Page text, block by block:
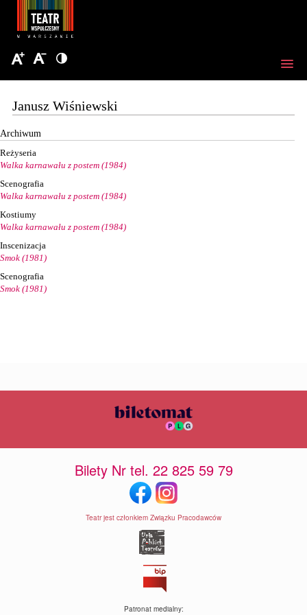
Janusz Wiśniewski
Archiwum
Reżyseria
Walka karnawału z postem (1984)
Scenografia
Walka karnawału z postem (1984)
Kostiumy
Walka karnawału z postem (1984)
Inscenizacja
Smok (1981)
Scenografia
Smok (1981)
Bilety Nr tel. 22 825 59 79
Teatr jest członkiem Związku Pracodawców
Patronat medialny: